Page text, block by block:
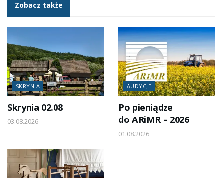
Zobacz także
SKRYNIA
Skrynia 02.08
03.08.2026
AUDYCJE
Po pieniądze
do ARiMR – 2026
01.08.2026